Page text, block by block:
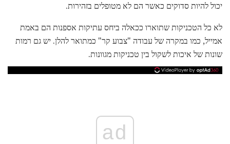
יכול להיות סדוקים כאשר הם לא מטופלים בזהירות.
לא כל הטכניקות שתוארו ככאלה ביחס עתיקות אספנות הם באמת
אמייל, כמו במקרה של עבודה "צבוע קר" כמתואר להלן. יש גם רמות
שונות של איכות לשקול בין טכניקות מגוונות.
ad